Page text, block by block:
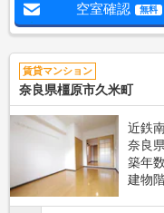
空室確認 無料
賃貸マンション
奈良県橿原市久米町
近鉄
奈良
築年数
建物